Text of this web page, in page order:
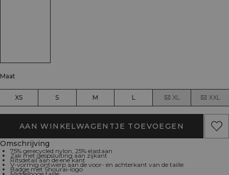
Maat
XS S M L XL XXL
AAN WINKELWAGENTJE TOEVOEGEN
Omschrijving
75% gerecycled nylon, 25% elastaan
Zak met gespsluiting aan zijkant
Ritsdetail aan de ene kant
V-vormig ontwerp aan de voor- en achterkant van de taille
Badge met Shourai-logo